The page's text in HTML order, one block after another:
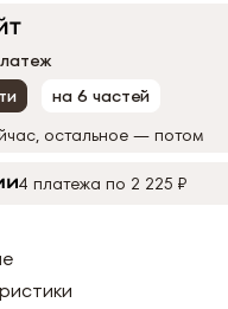
на 6 частей
остальное — потом
4 платежа по 2 225 ₽